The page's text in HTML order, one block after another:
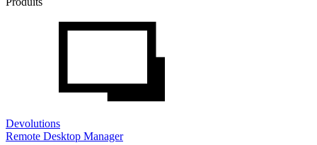
Devolutions
Remote Desktop Manager